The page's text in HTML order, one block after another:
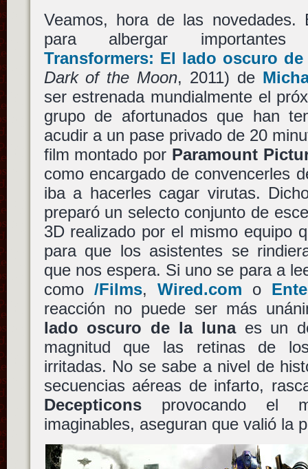
Veamos, hora de las novedades.
para albergar importantes
Transformers: El lado oscuro
Dark of the Moon, 2011) de
ser estrenada mundialmente el
grupo de afortunados que han
acudir a un pase privado de 20
film montado por Paramount
como encargado de convencerles
iba a hacerles cagar virutas.
preparó un selecto conjunto de
3D realizado por el mismo equipo
para que los asistentes se
que nos espera. Si uno se para a
como /Films, Wired.com o
reacción no puede ser más
lado oscuro de la lunaes un
magnitud que las retinas de
irritadas. No se sabe a nivel de
secuencias aéreas de infarto,
Decepticonsprovocando el
imaginables, aseguran que valió la